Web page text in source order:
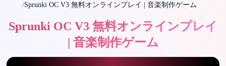
/Sprunki OC V3 無料オンラインプレイ | 音楽制作ゲーム
Sprunki OC V3 無料オンラインプレイ
| 音楽制作ゲーム